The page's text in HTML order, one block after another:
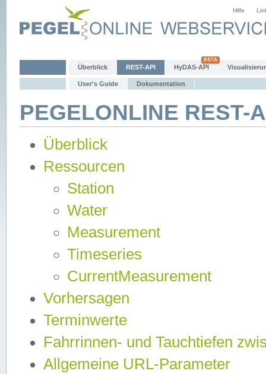
Hilfe
Überblick REST-API HyDAS-API
User's Guide Dokumentation
PEGELONLINE
Überblick
Ressourcen
Station
Water
Measurement
Timeseries
CurrentMeasurement
Vorhersagen
Terminwerte
Fahrrinnen- und Tauchtiefen
Allgemeine URL-Parameter